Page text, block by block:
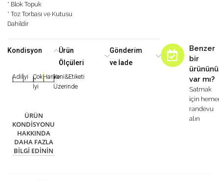
* Blok Topuk
* Toz Torbası ve Kutusu
Dahildir
Kondisyon
|Adil|İyi |
Çok
İyi
|Harika
|Yeni&Etiketi
Üzerinde
ÜRÜN
KONDISYONU
HAKKINDA
DAHA FAZLA
BILGI EDININ
Ürün
Ölçüleri
Gönderim
ve İade
Benzer
bir
var mı?
Satmak
için
randevu
alın